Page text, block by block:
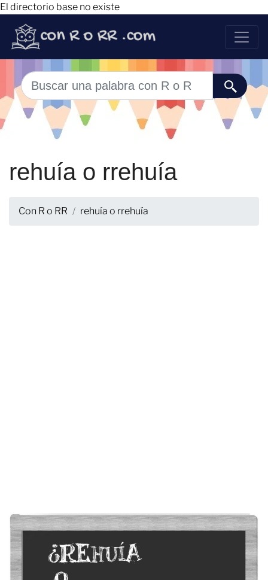
El directorio base no existe
rehuía o rrehuía
Con R o RR rehuía o rrehuía